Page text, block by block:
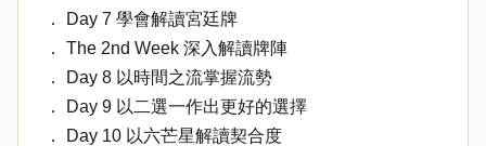
． Day 7 學會解讀宮廷牌
． The 2nd Week 深入解讀牌陣
． Day 8 以時間之流掌握流勢
． Day 9 以二選一作出更好的選擇
． Day 10 以六芒星解讀契合度